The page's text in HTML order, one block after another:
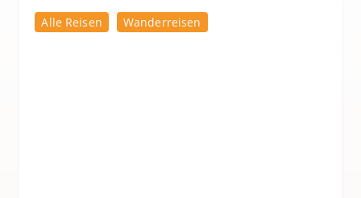
Alle Reisen Wanderreisen